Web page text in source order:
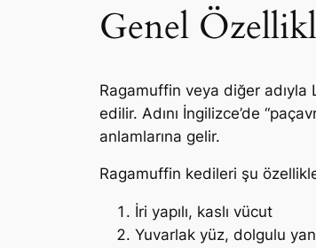
Genel
Ragamuffin veya diğer
edilir. Adını İngilizce’de
anlamlarına gelir.
Ragamuffin kedileri şu
İri yapılı, kaslı vücut
Yuvarlak yüz, dolgulu